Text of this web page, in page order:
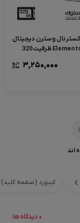
وسترن دیجیتال
مدل Elements ظرفیت 320
3,250,000
اند
کیبورد (صفحه کلید)
0 دیدگاه ها